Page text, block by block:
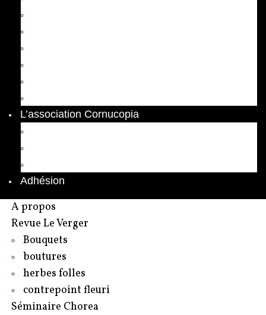
L’association Cornucopia
Adhésion
A propos
Revue Le Verger
Bouquets
boutures
herbes folles
contrepoint fleuri
Séminaire Chorea